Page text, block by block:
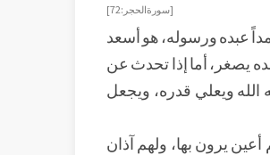
[سورة الحجر: 72]
عبده ورسوله، هو أسعد
يصغر، أما إذا تحدث عن
ويعلي قدره، ويجعل
يرون بها، ولهم آذان